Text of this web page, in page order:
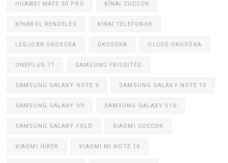
HUAWEI MATE 30 PRO KÍNAI CUCCOK
KÍNÁBÓL RENDELÉS KÍNAI TELEFONOK
LEGJOBB OKOSÓRA OKOSÓRA OLCSÓ OKOSÓRA
ONEPLUS 7T SAMSUNG FRISSÍTÉS
SAMSUNG GALAXY NOTE 9 SAMSUNG GALAXY NOTE 10
SAMSUNG GALAXY S9 SAMSUNG GALAXY S10
SAMSUNG GALAXY FOLD XIAOMI CUCCOK
XIAOMI HÍREK XIAOMI MI NOTE 10